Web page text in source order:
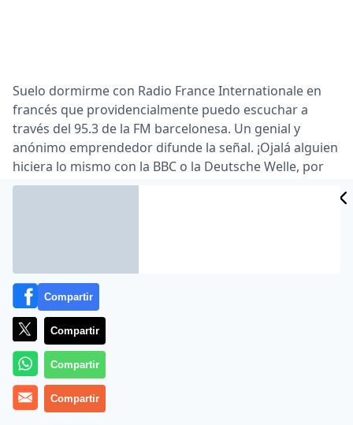
Suelo dormirme con Radio France Internationale en
francés que providencialmente puedo escuchar a
través del 95.3 de la FM barcelonesa. Un genial y
anónimo emprendedor difunde la señal. ¡Ojalá alguien
hiciera lo mismo con la BBC o la Deutsche Welle, por
poner unos ejemplos!
la ciudad alemana de Lübeck. Allí estuve en los años
ochenta, viajando desde Bremen, donde disfruté de
una beca estival en el Goethe Institut de aquella
ciudad.
Me ha gustado la factura de «Nómadas», el tono y
substancia de sus explicaciones, y el testimonio de
alemanes con cultura hispánica y gran dominio de la
Compartir
Compartir
Compartir
Compartir